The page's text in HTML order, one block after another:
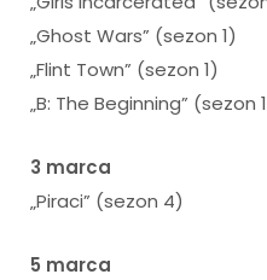
„Ghost Wars” (sezon 1)
„Flint Town” (sezon 1)
„B: The Beginning” (sezon
3 marca
„Piraci” (sezon 4)
5 marca